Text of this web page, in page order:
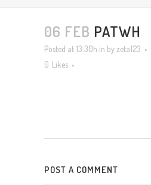
06 FEB PATWH
Posted at 13:30h in byzeta123
0 Likes
POST A COMMENT